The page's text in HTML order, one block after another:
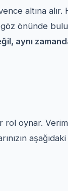
altına alır.
önünde
aynı
oynar.